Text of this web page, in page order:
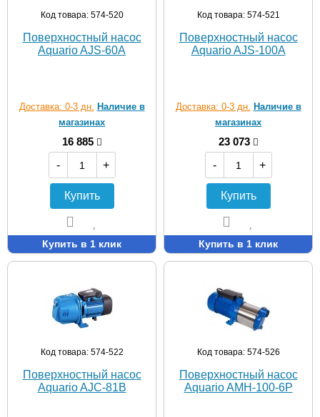
Код товара: 574-520
Поверхностный насос
Aquario AJS-60A
Доставка: 0-3 дн. Наличие в
магазинах
16 885
-
+
Купить
Купить в 1 клик
Код товара: 574-521
Поверхностный насос
Aquario AJS-100A
Доставка: 0-3 дн. Наличие в
магазинах
23 073
-
+
Купить
Купить в 1 клик
Код товара: 574-522
Поверхностный насос
Aquario AJC-81B
Код товара: 574-526
Поверхностный насос
Aquario AMH-100-6P